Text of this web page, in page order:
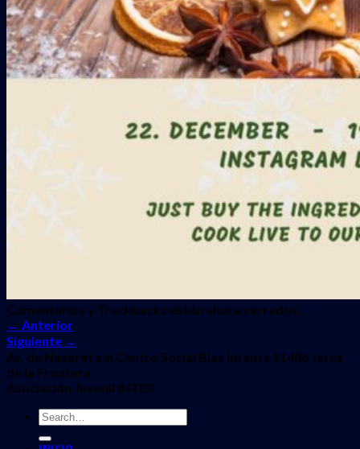
Comentarios y Trackbacks están ahora cerrados.
← Anterior
Siguiente →
Av. de Nazaret s/n Centro Social Blas Infante 11406 Jerez
de la Frontera
Asociación Juvenil INTER